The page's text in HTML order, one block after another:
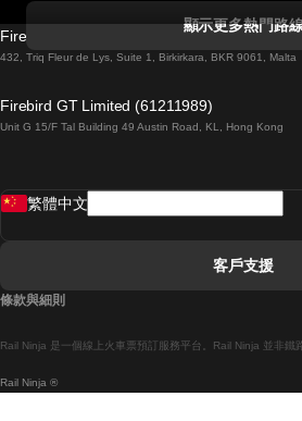
都柏林開往戈尔韦的列
羅馬開往拿坡里的列車
顯示更多熱門路
Firebird GT Limited (OC 1451)
432, Triq Fleur de Lys, Suite 1, Birkirkara, BKR 9061, Malta
Firebird GT Limited (61211989)
Unit G 15/F Tal Building 49 Austin Road, KL, Hong Kong
Rail Ninja ®
Rail Ninja 是一個線上火車票預訂服務平台。Rail Ninja 並非鐵
繁體中文
客戶支援
條款與細則